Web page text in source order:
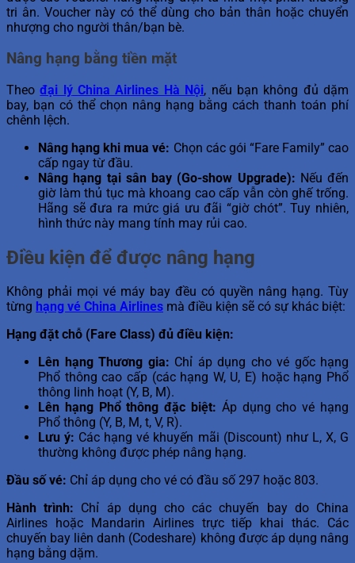
tri ân. Voucher này có thể dùng cho bản thân hoặc chuyển
nhượng cho người thân/bạn bè.
Nâng hạng bằng tiền mặt
Theođại lý China Airlines Hà Nội, nếu bạn không đủ dặm
bay, bạn có thể chọn nâng hạng bằng cách thanh toán phí
chênh lệch.
Nâng hạng khi mua vé: Chọn các gói “Fare Family” cao
cấp ngay từ đầu.
Nâng hạng tại sân bay (Go-show Upgrade): Nếu đến
giờ làm thủ tục mà khoang cao cấp vẫn còn ghế trống.
Hãng sẽ đưa ra mức giá ưu đãi “giờ chót”. Tuy nhiên,
hình thức này mang tính may rủi cao.
Điều kiện để được nâng hạng
Không phải mọi vé máy bay đều có quyền nâng hạng. Tùy
từng hạng vé China Airlines mà điều kiện sẽ có sự khác biệt:
Hạng đặt chỗ (Fare Class) đủ điều kiện:
Lên hạng Thương gia: Chỉ áp dụng cho vé gốc hạng
Phổ thông cao cấp (các hạng W, U, E) hoặc hạng Phổ
thông linh hoạt (Y, B, M).
Lên hạng Phổ thông đặc biệt: Áp dụng cho vé hạng
Phổ thông (Y, B, M, t, V, R).
Lưu ý: Các hạng vé khuyến mãi (Discount) như L, X, G
thường không được phép nâng hạng.
Đầu số vé: Chỉ áp dụng cho vé có đầu số 297 hoặc 803.
Hành trình: Chỉ áp dụng cho các chuyến bay do China
Airlines hoặc Mandarin Airlines trực tiếp khai thác. Các
chuyến bay liên danh (Codeshare) không được áp dụng nâng
hạng bằng dặm.